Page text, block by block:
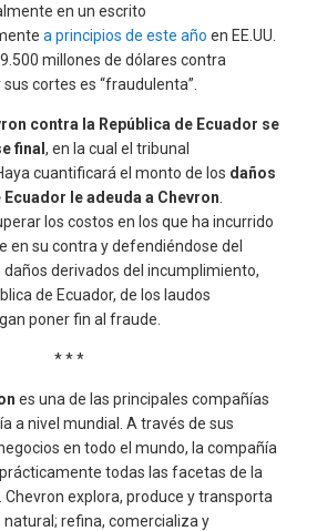
en un escrito
a principios de este año en EE.UU.
millones de dólares contra
cortes es “fraudulenta”.
contra la República de Ecuador se
final, en la cual el tribunal
cuantificará el monto de los daños
le adeuda a Chevron
los costos en los que ha incurrido
en su contra y defendiéndose del
derivados del incumplimiento,
de Ecuador, de los laudos
poner fin al fraude.
* * *
es una de las principales compañías
a nivel mundial. A través de sus
en todo el mundo, la compañía
todas las facetas de la
explora, produce y transporta
refina, comercializa y